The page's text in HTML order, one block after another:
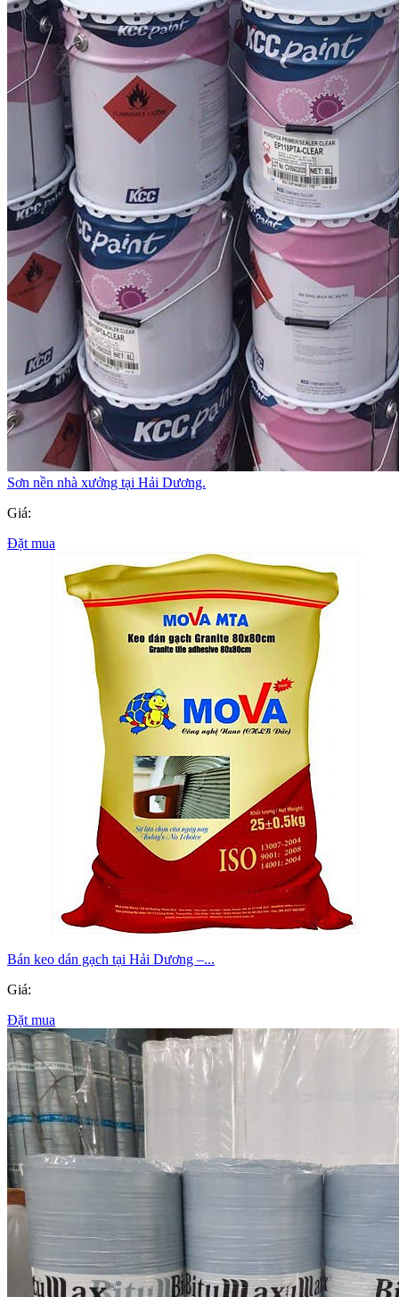
Sơn nền nhà xưởng tại Hải Dương.
Giá:
Đặt mua
Bán keo dán gạch tại Hải Dương –...
Giá:
Đặt mua